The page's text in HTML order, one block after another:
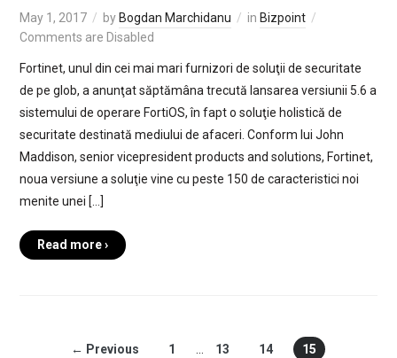
May 1, 2017 by Bogdan Marchidanu in Bizpoint
Comments are Disabled
Fortinet, unul din cei mai mari furnizori de soluţii de securitate
de pe glob, a anunţat săptămâna trecută lansarea versiunii 5.6 a
sistemului de operare FortiOS, în fapt o soluţie holistică de
securitate destinată mediului de afaceri. Conform lui John
Maddison, senior vicepresident products and solutions, Fortinet,
noua versiune a soluţie vine cu peste 150 de caracteristici noi
menite unei […]
Read more ›
← Previous 1 … 13 14 15